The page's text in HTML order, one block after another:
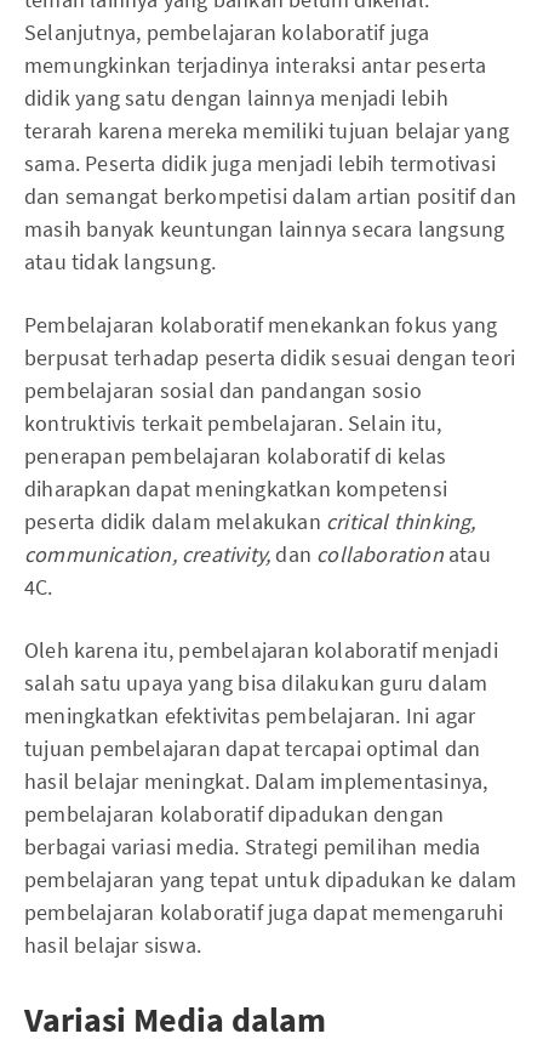
Selanjutnya, pembelajaran kolaboratif juga
memungkinkan terjadinya interaksi antar peserta
didik yang satu dengan lainnya menjadi lebih
terarah karena mereka memiliki tujuan belajar yang
sama. Peserta didik juga menjadi lebih termotivasi
dan semangat berkompetisi dalam artian positif dan
masih banyak keuntungan lainnya secara langsung
atau tidak langsung.
Pembelajaran kolaboratif menekankan fokus yang
berpusat terhadap peserta didik sesuai dengan teori
pembelajaran sosial dan pandangan sosio
kontruktivis terkait pembelajaran. Selain itu,
penerapan pembelajaran kolaboratif di kelas
diharapkan dapat meningkatkan kompetensi
peserta didik dalam melakukan critical thinking,
communication, creativity,dan collaboration atau
4C.
Oleh karena itu, pembelajaran kolaboratif menjadi
salah satu upaya yang bisa dilakukan guru dalam
meningkatkan efektivitas pembelajaran. Ini agar
tujuan pembelajaran dapat tercapai optimal dan
hasil belajar meningkat. Dalam implementasinya,
pembelajaran kolaboratif dipadukan dengan
berbagai variasi media. Strategi pemilihan media
pembelajaran yang tepat untuk dipadukan ke dalam
pembelajaran kolaboratif juga dapat memengaruhi
hasil belajar siswa.
Variasi Media dalam